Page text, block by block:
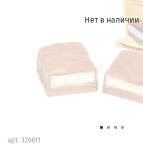
Нет в наличии
арт. 126611